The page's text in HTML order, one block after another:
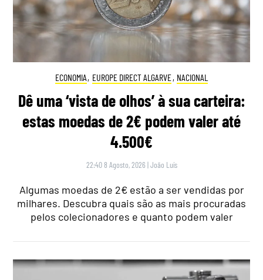
ECONOMIA, EUROPE DIRECT ALGARVE, NACIONAL
Dê uma ‘vista de olhos’ à sua carteira:
estas moedas de 2€ podem valer até
4.500€
22:40 8 Agosto, 2026 |João Luís
Algumas moedas de 2€ estão a ser vendidas por
milhares. Descubra quais são as mais procuradas
pelos colecionadores e quanto podem valer